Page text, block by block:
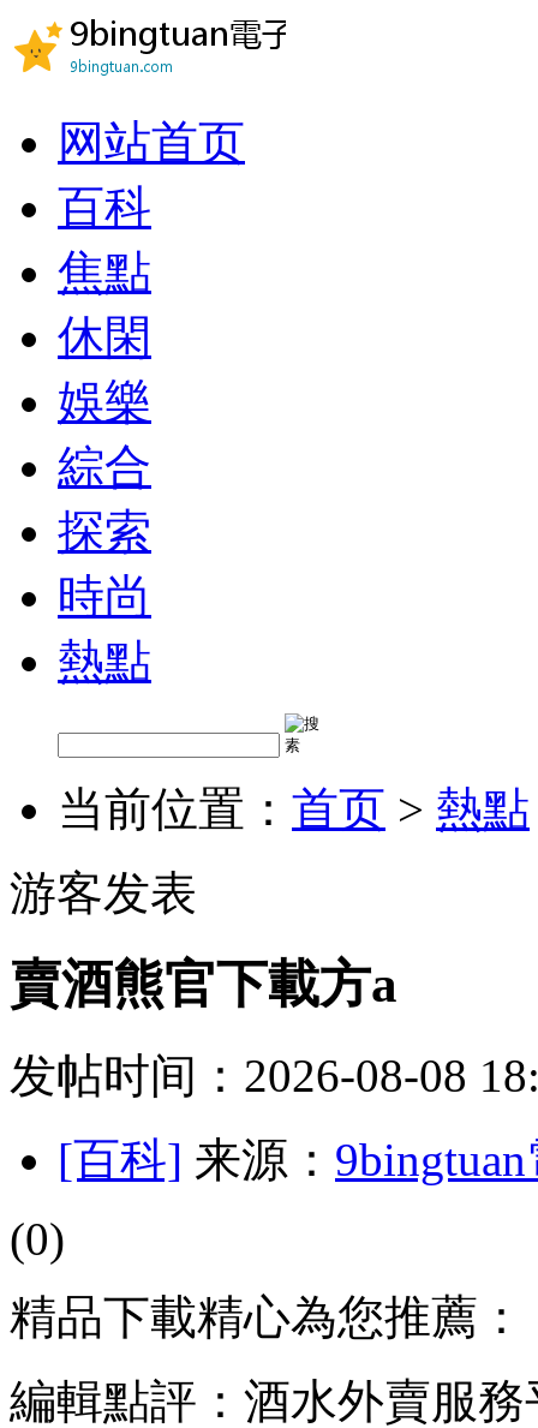
网站首页
百科
焦點
休閑
娛樂
綜合
探索
時尚
熱點
当前位置： 首页 > 熱點
游客发表
賣酒熊官下載方a
发帖时间：2026-08-08
[百科] 来源：
(0)
精品下載精心為您推薦：
編輯點評：酒水外賣服務